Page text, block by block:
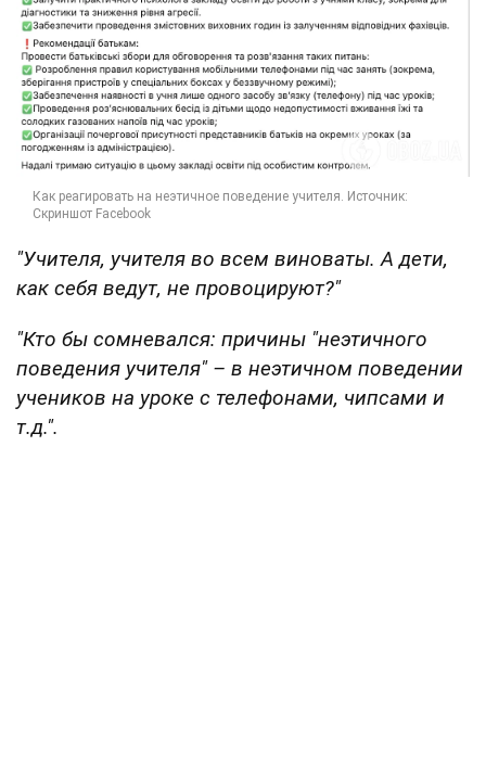
"Учителя, учителя во всем виноваты. А дети,
как себя ведут, не провоцируют?"
"Кто бы сомневался: причины "неэтичного
поведения учителя" – в неэтичном поведении
учеников на уроке с телефонами, чипсами и
т.д.".